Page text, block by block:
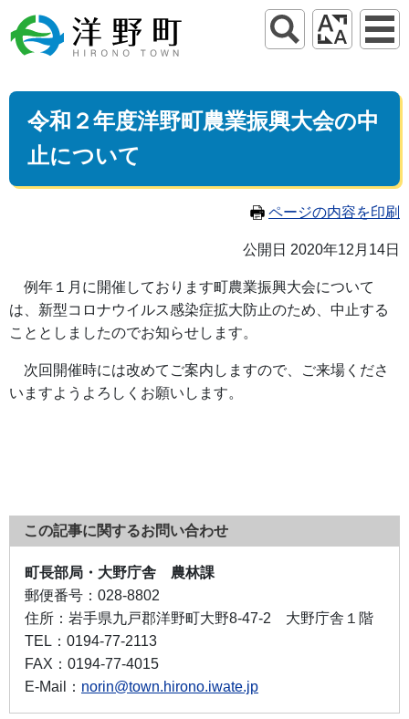
令和２年度洋野町農業振興大会の中
止について
ページの内容を印刷
公開日 2020年12月14日
例年１月に開催しております町農業振興大会について
は、新型コロナウイルス感染症拡大防止のため、中止する
こととしましたのでお知らせします。
次回開催時には改めてご案内しますので、ご来場くださ
いますようよろしくお願いします。
この記事に関するお問い合わせ
町長部局・大野庁舎 農林課
郵便番号： 028-8802
住所： 岩手県九戸郡洋野町大野8-47-2 大野庁舎１階
TEL： 0194-77-2113
FAX： 0194-77-4015
E-Mail： norin@town.hirono.iwate.jp